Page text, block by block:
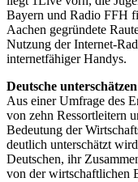
Bayern und Radio FFH
Aachen gegründete
Nutzung der Internet-
internetfähiger Handys.
Deutsche
Aus einer Umfrage des
von zehn Ressortleitern
Bedeutung der
deutlich unterschätzt
Deutschen, ihr
von der wirtschaftlichen